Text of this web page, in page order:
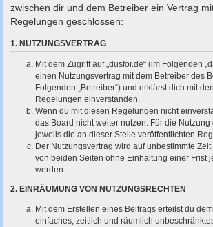
zwischen dir und dem Betreiber ein Vertrag
Regelungen geschlossen:
1. NUTZUNGSVERTRAG
Mit dem Zugriff auf „dusfor.de“ (im Folgenden
einen Nutzungsvertrag mit dem Betreiber des
Folgenden „Betreiber“) und erklärst dich mit
Regelungen einverstanden.
Wenn du mit diesen Regelungen nicht
das Board nicht weiter nutzen. Für die Nutzung
jeweils die an dieser Stelle veröffentlichten
Der Nutzungsvertrag wird auf unbestimmte
von beiden Seiten ohne Einhaltung einer Frist
werden.
2. EINRÄUMUNG VON NUTZUNGSRECHTEN
Mit dem Erstellen eines Beitrags erteilst du
einfaches, zeitlich und räumlich